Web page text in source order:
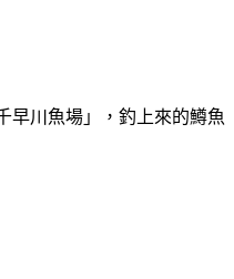
早川魚場」，釣上來的鱒魚